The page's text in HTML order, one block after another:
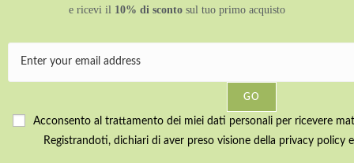
e ricevi il 10% di sconto sul tuo primo acquisto
GO
Acconsento al trattamento dei miei dati personali per ricevere
Registrandoti, dichiari di aver preso visione della privacy policy